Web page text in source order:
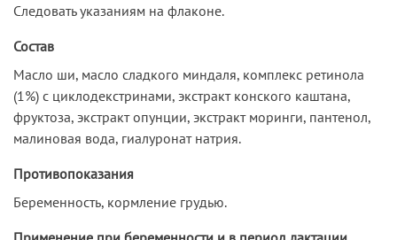
Следовать указаниям на флаконе.
Состав
Масло ши, масло сладкого миндаля, комплекс ретинола
(1%) с циклодекстринами, экстракт конского каштана,
фруктоза, экстракт опунции, экстракт моринги, пантенол,
малиновая вода, гиалуронат натрия.
Противопоказания
Беременность, кормление грудью.